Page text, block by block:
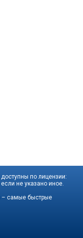
по лицензии:
если не указано иное.
– самые быстрые